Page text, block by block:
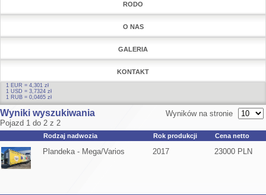
RODO
O NAS
GALERIA
KONTAKT
1 EUR = 4,301 zł
1 USD = 3,7324 zł
1 RUB = 0,0465 zł
Wyniki wyszukiwania
Pojazd 1 do 2 z 2
Wyników na stronie
Rodzaj nadwozia Rok produkcji Cena netto
Plandeka - Mega/Varios 2017 23000 PLN